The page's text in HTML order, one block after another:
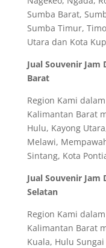
Sumba Barat,
Sumba Timur,
Utara dan Kota
Jual Souvenir
Barat
Region Kami
Kalimantan Barat
Hulu, Kayong
Melawi,
Sintang, Kota
Jual Souvenir
Selatan
Region Kami
Kalimantan Barat
Kuala, Hulu